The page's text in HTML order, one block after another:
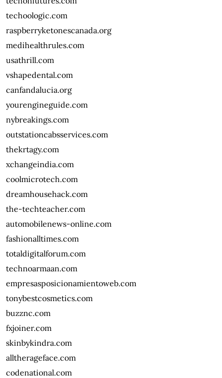
techoologic.com
raspberryketonescanada.org
medihealthrules.com
usathrill.com
vshapedental.com
canfandalucia.org
yourengineguide.com
nybreakings.com
outstationcabsservices.com
thekrtagy.com
xchangeindia.com
coolmicrotech.com
dreamhousehack.com
the-techteacher.com
automobilenews-online.com
fashionalltimes.com
totaldigitalforum.com
technoarmaan.com
empresasposicionamientoweb.com
tonybestcosmetics.com
buzznc.com
fxjoiner.com
skinbykindra.com
alltherageface.com
codenational.com